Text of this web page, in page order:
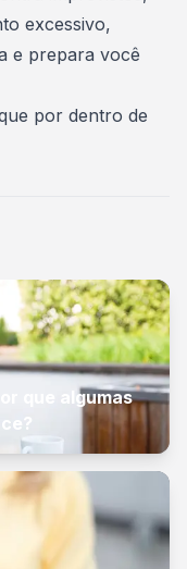
excessivo,
e prepara você
por dentro de
que algumas